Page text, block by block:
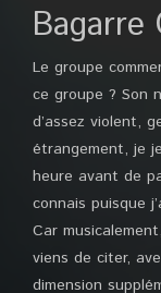
Bagarre
Le groupe
ce groupe ? Son
d’assez violent,
étrangement, je
heure avant de
connais puisque
Car
viens de citer,
dimension